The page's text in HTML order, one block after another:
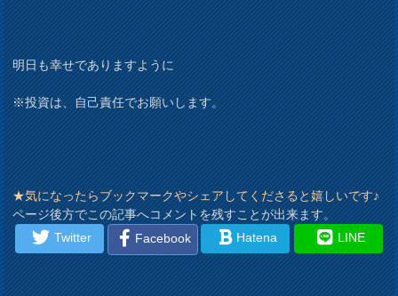
明日も幸せでありますように
※投資は、自己責任でお願いします。
★気になったらブックマークやシェアしてくださると嬉しいです♪
ページ後方でこの記事へコメントを残すことが出来ます。
Twitter
Facebook Hatena LINE